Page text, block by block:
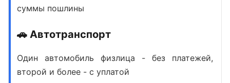
суммы пошлины
🚗 Автотранспорт
Один автомобиль физлица - без платежей,
второй и более - с уплатой